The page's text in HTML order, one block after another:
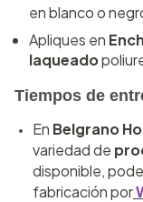
en blanco o
Apliques en
laqueado
Tiempos de
En Belgrano
variedad de
disponible,
fabricación por